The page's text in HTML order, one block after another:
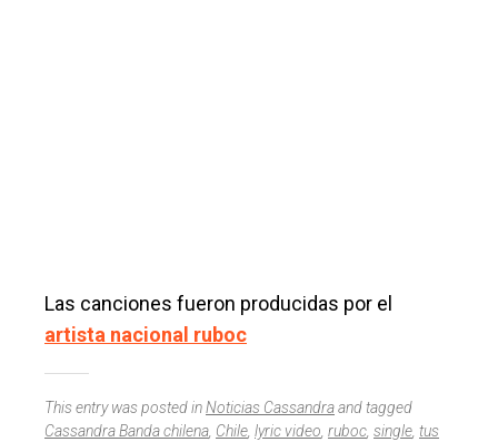
Las canciones fueron producidas por el
artista nacional ruboc
This entry was posted inNoticias Cassandraand tagged
Cassandra Banda chilena, Chile, lyric video, ruboc, single, tus